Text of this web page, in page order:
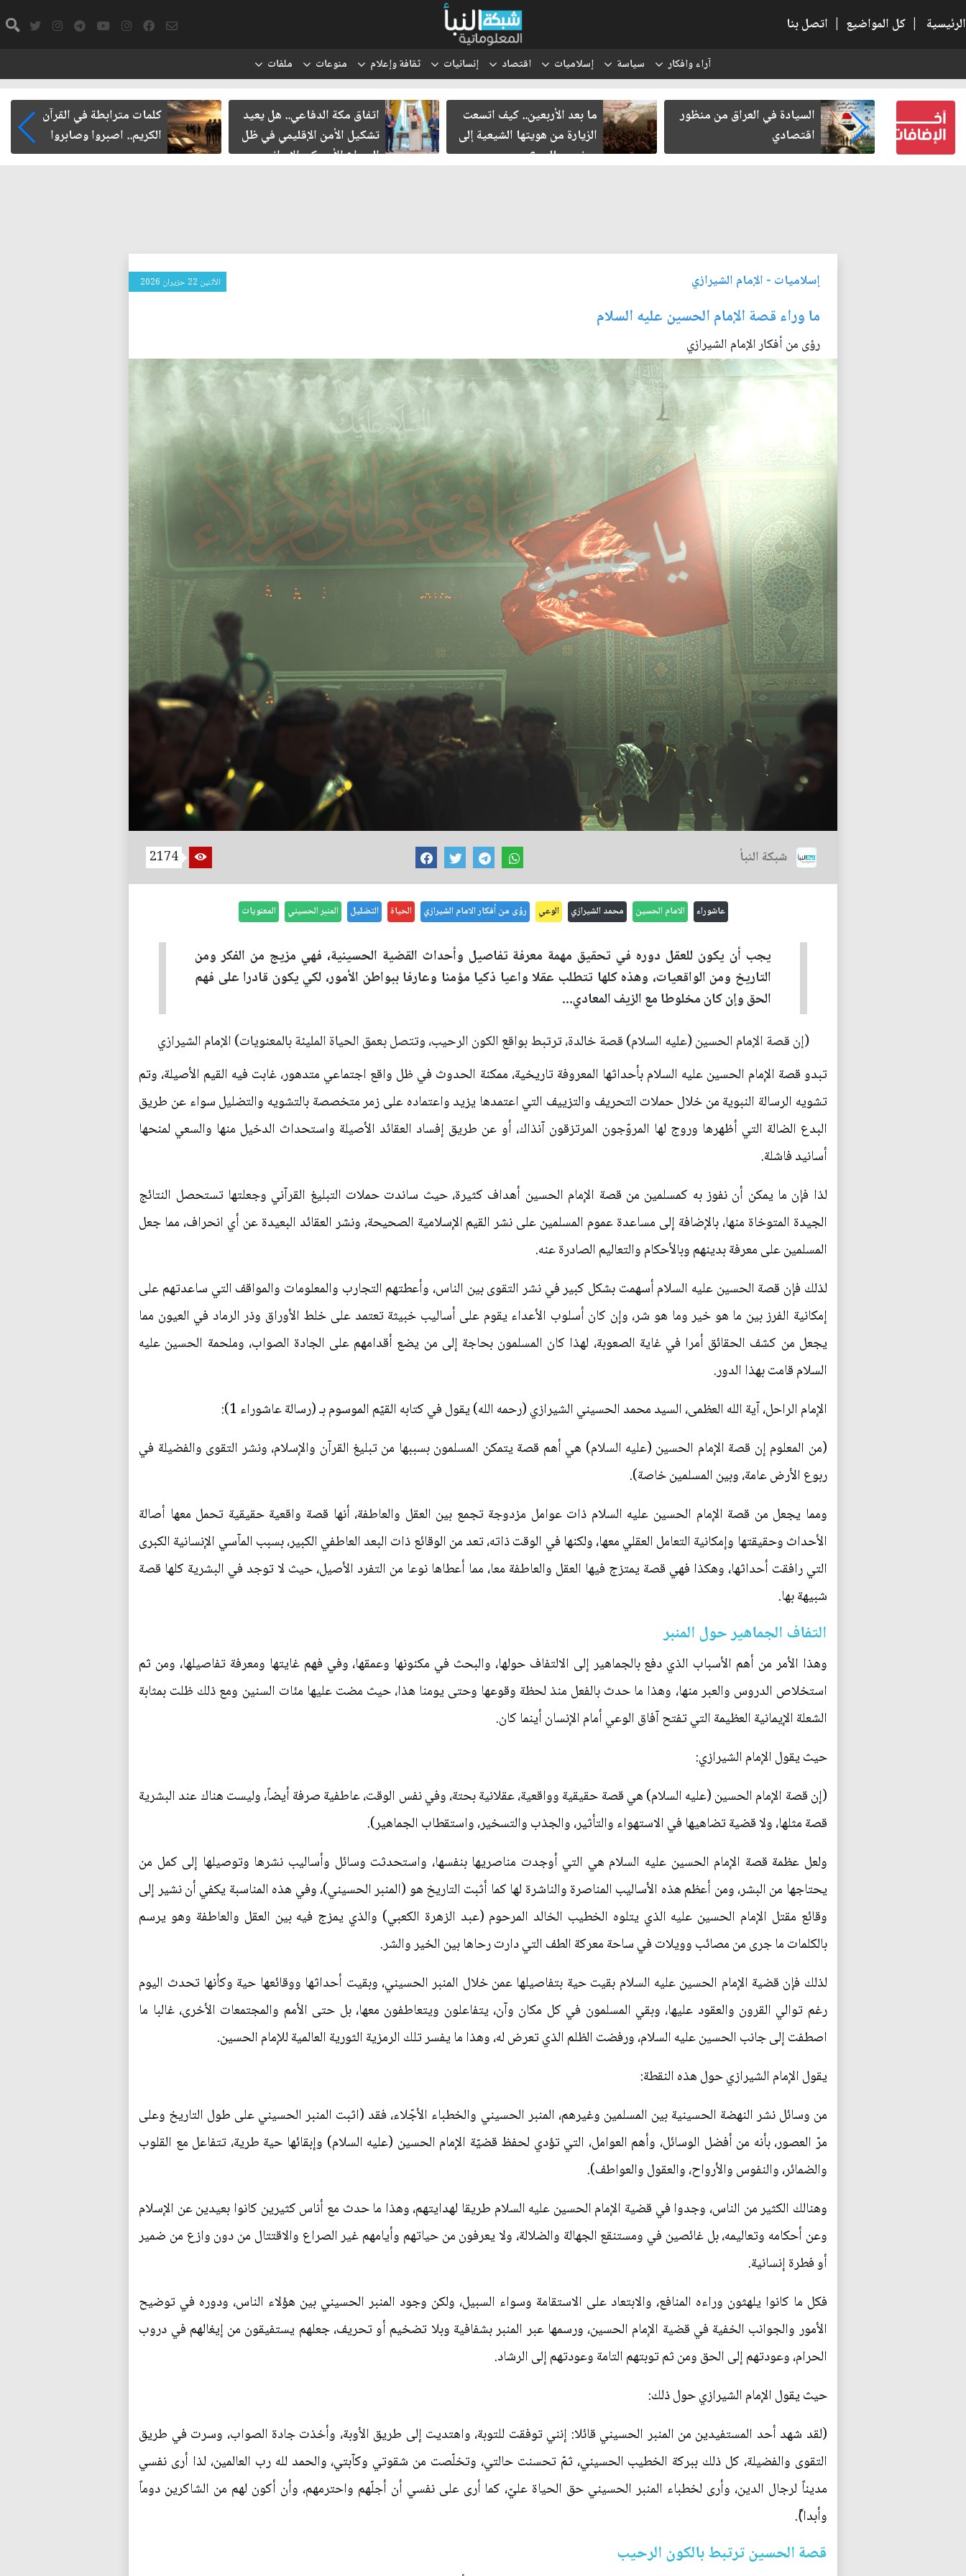
الرئيسية | كل المواضيع | اتصل بنا
آراء وافكار سياسة إسلاميات اقتصاد إنسانيات ثقافة وإعلام منوعات ملفات
بعد أخذ
السيادة في العراق من منظور
اقتصادي
ما بعد الأربعين.. كيف اتسعت
الزيارة من هويتها الشيعية إلى
حضور عالمي؟
اتفاق مكة الدفاعي.. هل يعيد
تشكيل الأمن الإقليمي في ظل
الصراع الأميركي الإيراني
كلمات مترابطة في القرآن
الكريم.. اصبروا وصابروا
إسلاميات - الإمام الشيرازي الأثنين 22 حزيران 2026
ما وراء قصة الإمام الحسين عليه السلام
رؤى من أفكار الإمام الشيرازي
شبكة النبأ 2174
عاشوراء الامام الحسين محمد الشيرازي الوعي رؤى من أفكار الامام الشيرازي الحياة التضليل المنبر الحسيني المعنويات
يجب أن يكون للعقل دوره في تحقيق مهمة معرفة تفاصيل وأحداث القضية الحسينية، فهي مزيج من الفكر ومن
التاريخ ومن الواقعيات، وهذه كلها تتطلب عقلا واعيا ذكيا مؤمنا وعارفا ببواطن الأمور، لكي يكون قادرا على فهم
الحق وإن كان مخلوطا مع الزيف المعادي...
(إن قصة الإمام الحسين (عليه السلام) قصة خالدة، ترتبط بواقع الكون الرحيب، وتتصل بعمق الحياة المليئة بالمعنويات) الإمام الشيرازي
تبدو قصة الإمام الحسين عليه السلام بأحداثها المعروفة تاريخية، ممكنة الحدوث في ظل واقع اجتماعي متدهور، غابت فيه القيم الأصيلة، وتم
تشويه الرسالة النبوية من خلال حملات التحريف والتزييف التي اعتمدها يزيد واعتماده على زمر متخصصة بالتشويه والتضليل سواء عن طريق
البدع الضالة التي أظهرها وروج لها المروّجون المرتزقون آنذاك، أو عن طريق إفساد العقائد الأصيلة واستحداث الدخيل منها والسعي لمنحها
أسانيد فاشلة.
لذا فإن ما يمكن أن نفوز به كمسلمين من قصة الإمام الحسين أهداف كثيرة، حيث ساندت حملات التبليغ القرآني وجعلتها تستحصل النتائج
الجيدة المتوخاة منها، بالإضافة إلى مساعدة عموم المسلمين على نشر القيم الإسلامية الصحيحة، ونشر العقائد البعيدة عن أي انحراف، مما جعل
المسلمين على معرفة بدينهم وبالأحكام والتعاليم الصادرة عنه.
لذلك فإن قصة الحسين عليه السلام أسهمت بشكل كبير في نشر التقوى بين الناس، وأعطتهم التجارب والمعلومات والمواقف التي ساعدتهم على
إمكانية الفرز بين ما هو خير وما هو شر، وإن كان أسلوب الأعداء يقوم على أساليب خبيثة تعتمد على خلط الأوراق وذر الرماد في العيون مما
يجعل من كشف الحقائق أمرا في غاية الصعوبة، لهذا كان المسلمون بحاجة إلى من يضع أقدامهم على الجادة الصواب، وملحمة الحسين عليه
السلام قامت بهذا الدور.
الإمام الراحل، آية الله العظمى، السيد محمد الحسيني الشيرازي (رحمه الله) يقول في كتابه القيّم الموسوم بـ (رسالة عاشوراء 1):
(من المعلوم إن قصة الإمام الحسين (عليه السلام) هي أهم قصة يتمكن المسلمون بسببها من تبليغ القرآن والإسلام، ونشر التقوى والفضيلة في
ربوع الأرض عامة، وبين المسلمين خاصة).
ومما يجعل من قصة الإمام الحسين عليه السلام ذات عوامل مزدوجة تجمع بين العقل والعاطفة، أنها قصة واقعية حقيقية تحمل معها أصالة
الأحداث وحقيقتها وإمكانية التعامل العقلي معها، ولكنها في الوقت ذاته، تعد من الوقائع ذات البعد العاطفي الكبير، بسبب المآسي الإنسانية الكبرى
التي رافقت أحداثها، وهكذا فهي قصة يمتزج فيها العقل والعاطفة معا، مما أعطاها نوعا من التفرد الأصيل، حيث لا توجد في البشرية كلها قصة
شبيهة بها.
التفاف الجماهير حول المنبر
وهذا الأمر من أهم الأسباب الذي دفع بالجماهير إلى الالتفاف حولها، والبحث في مكنونها وعمقها، وفي فهم غايتها ومعرفة تفاصيلها، ومن ثم
استخلاص الدروس والعبر منها، وهذا ما حدث بالفعل منذ لحظة وقوعها وحتى يومنا هذا، حيث مضت عليها مئات السنين ومع ذلك ظلت بمثابة
الشعلة الإيمانية العظيمة التي تفتح آفاق الوعي أمام الإنسان أينما كان.
حيث يقول الإمام الشيرازي:
(إن قصة الإمام الحسين (عليه السلام) هي قصة حقيقية وواقعية، عقلانية بحتة، وفي نفس الوقت، عاطفية صرفة أيضاً، وليست هناك عند البشرية
قصة مثلها، ولا قضية تضاهيها في الاستهواء والتأثير، والجذب والتسخير، واستقطاب الجماهير).
ولعل عظمة قصة الإمام الحسين عليه السلام هي التي أوجدت مناصريها بنفسها، واستحدثت وسائل وأساليب نشرها وتوصيلها إلى كمل من
يحتاجها من البشر، ومن أعظم هذه الأساليب المناصرة والناشرة لها كما أثبت التاريخ هو (المنبر الحسيني)، وفي هذه المناسبة يكفي أن نشير إلى
وقائع مقتل الإمام الحسين عليه الذي يتلوه الخطيب الخالد المرحوم (عبد الزهرة الكعبي) والذي يمزج فيه بين العقل والعاطفة وهو يرسم
بالكلمات ما جرى من مصائب وويلات في ساحة معركة الطف التي دارت رحاها بين الخير والشر.
لذلك فإن قضية الإمام الحسين عليه السلام بقيت حية بتفاصيلها عمن خلال المنبر الحسيني، وبقيت أحداثها ووقائعها حية وكأنها تحدث اليوم
رغم توالي القرون والعقود عليها، وبقي المسلمون في كل مكان وآن، يتفاعلون ويتعاطفون معها، بل حتى الأمم والمجتمعات الأخرى، غالبا ما
اصطفت إلى جانب الحسين عليه السلام، ورفضت الظلم الذي تعرض له، وهذا ما يفسر تلك الرمزية الثورية العالمية للإمام الحسين.
يقول الإمام الشيرازي حول هذه النقطة:
من وسائل نشر النهضة الحسينية بين المسلمين وغيرهم، المنبر الحسيني والخطباء الأجّلاء، فقد (اثبت المنبر الحسيني على طول التاريخ وعلى
مرّ العصور، بأنه من أفضل الوسائل، وأهم العوامل، التي تؤدي لحفظ قضيّة الإمام الحسين (عليه السلام) وإبقائها حية طرية، تتفاعل مع القلوب
والضمائر، والنفوس والأرواح، والعقول والعواطف).
وهنالك الكثير من الناس، وجدوا في قضية الإمام الحسين عليه السلام طريقا لهدايتهم، وهذا ما حدث مع أناس كثيرين كانوا بعيدين عن الإسلام
وعن أحكامه وتعاليمه، بل غائصين في ومستنقع الجهالة والضلالة، ولا يعرفون من حياتهم وأيامهم غير الصراع والاقتتال من دون وازع من ضمير
أو فطرة إنسانية.
فكل ما كانوا يلهثون وراءه المنافع، والابتعاد على الاستقامة وسواء السبيل، ولكن وجود المنبر الحسيني بين هؤلاء الناس، ودوره في توضيح
الأمور والجوانب الخفية في قضية الإمام الحسين، ورسمها عبر المنبر بشفافية وبلا تضخيم أو تحريف، جعلهم يستفيقون من إيغالهم في دروب
الحرام، وعودتهم إلى الحق ومن ثم توبتهم التامة وعودتهم إلى الرشاد.
حيث يقول الإمام الشيرازي حول ذلك:
(لقد شهد أحد المستفيدين من المنبر الحسيني قائلا: إنني توفقت للتوبة، واهتديت إلى طريق الأوبة، وأخذت جادة الصواب، وسرت في طريق
التقوى والفضيلة، كل ذلك ببركة الخطيب الحسيني، ثمّ تحسنت حالتي، وتخلّصت من شقوتي وكآبتي، والحمد لله رب العالمين، لذا أرى نفسي
مديناً لرجال الدين، وأرى لخطباء المنبر الحسيني حق الحياة عليّ، كما أرى على نفسي أن أجلّهم واحترمهم، وأن أكون لهم من الشاكرين دوماً
وأبدا)ً.
قصة الحسين ترتبط بالكون الرحيب